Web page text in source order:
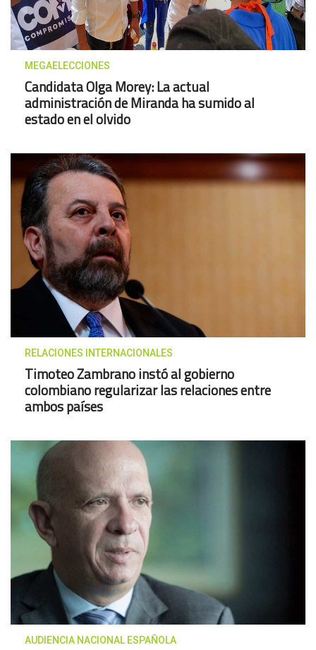
MEGAELECCIONES
Candidata Olga Morey: La actual
administración de Miranda ha sumido al
estado en el olvido
RELACIONES INTERNACIONALES
Timoteo Zambrano instó al gobierno
colombiano regularizar las relaciones entre
ambos países
AUDIENCIA NACIONAL ESPAÑOLA